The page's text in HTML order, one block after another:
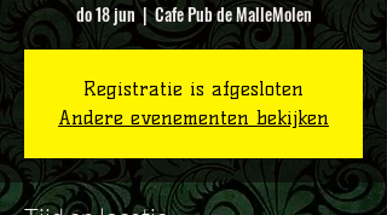
do 18 jun
  |
Cafe Pub de MalleMolen
Registratie is afgesloten
Andere evenementen bekijken